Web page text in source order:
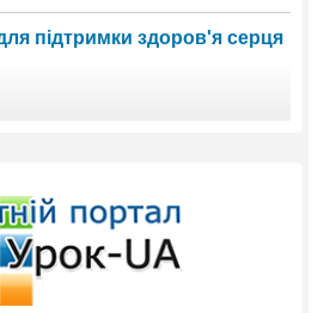
підтримки здоров'я серця